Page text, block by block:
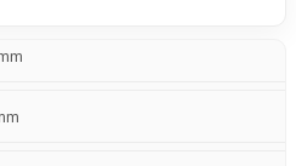
mouvement, pouvant
Sa présence est légère,